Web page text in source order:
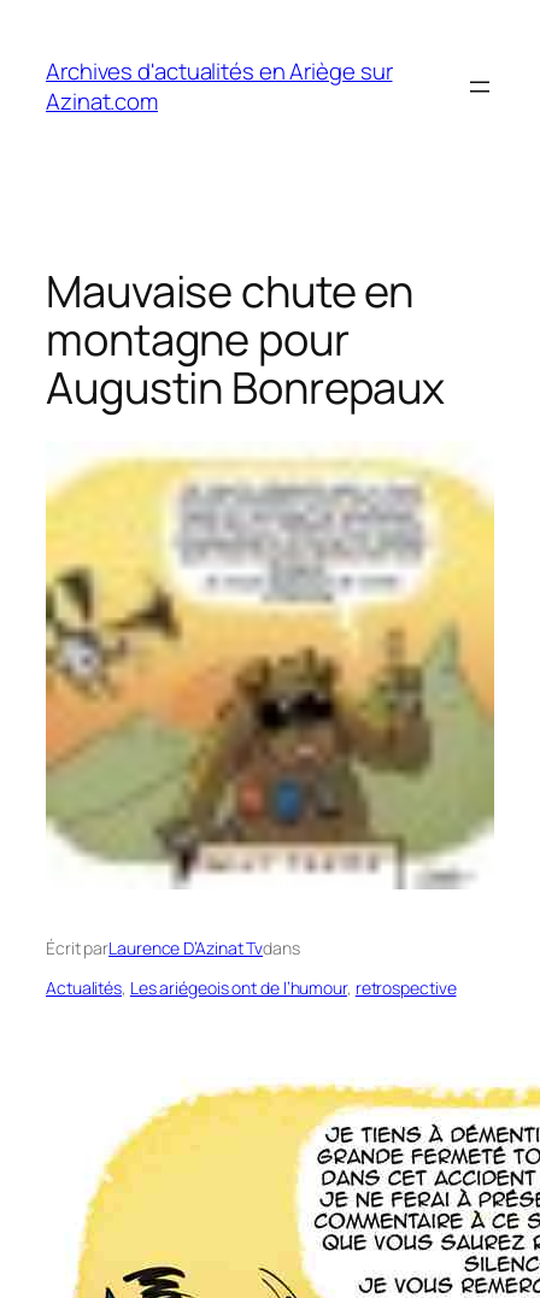
contenu
Archives d'actualités en Ariège sur
Azinat.com
Mauvaise chute en
montagne pour
Augustin Bonrepaux
Écrit parLaurence D’Azinat Tvdans
Actualités, Les ariégeois ont de l’humour, retrospective